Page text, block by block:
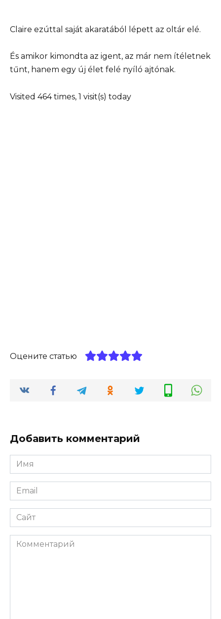
Claire ezúttal saját akaratából lépett az oltár elé.
És amikor kimondta az igent, az már nem ítéletnek
tűnt, hanem egy új élet felé nyíló ajtónak.
Visited 464 times, 1 visit(s) today
Оцените статью
Добавить комментарий
Имя
*
Email
*
Сайт
Комментарий